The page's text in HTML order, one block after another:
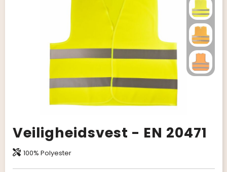
Veiligheidsvest - EN 20471
100% Polyester